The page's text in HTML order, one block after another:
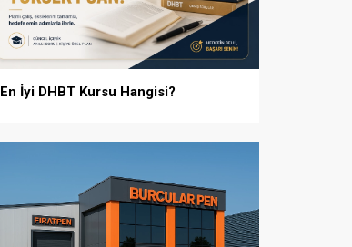
En İyi DHBT Kursu Hangisi?